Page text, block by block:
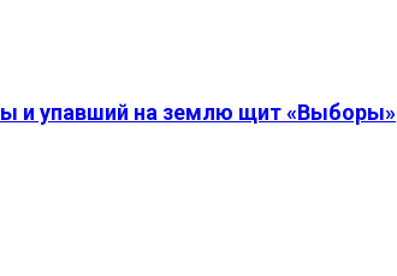
и упавший на землю щит «Выборы»